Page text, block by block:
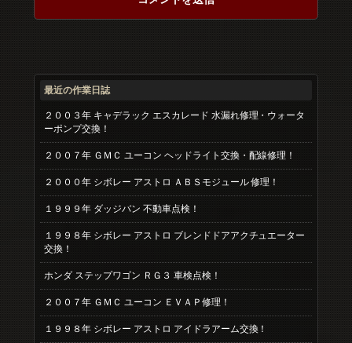
最近の作業日誌
２００３年 キャデラック エスカレード 水漏れ修理・ウォータ
ーポンプ交換！
２００７年 ＧＭＣ ユーコン ヘッドライト交換・配線修理！
２０００年 シボレー アストロ ＡＢＳモジュール 修理！
１９９９年 ダッジバン 不動車点検！
１９９８年 シボレー アストロ ブレンドドアアクチュエーター
交換！
ホンダ ステップワゴン ＲＧ３ 車検点検！
２００７年 ＧＭＣ ユーコン ＥＶＡＰ修理！
１９９８年 シボレー アストロ アイドラアーム交換！